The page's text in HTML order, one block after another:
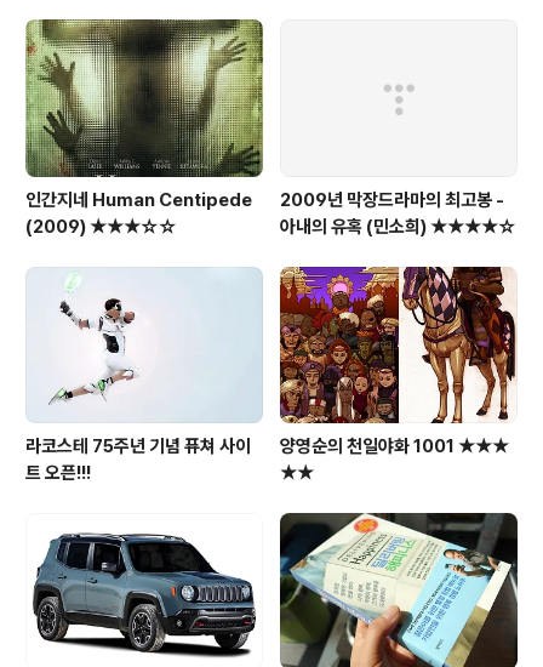
인간지네 Human Centipede
(2009) ★★★☆☆
2009년 막장드라마의 최고봉 -
아내의 유혹 (민소희) ★★★★☆
라코스테 75주년 기념 퓨쳐 사이
트 오픈!!!
양영순의 천일야화 1001 ★★★
★★